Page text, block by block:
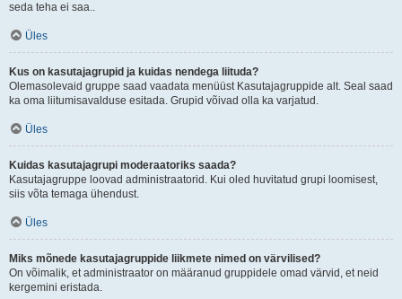
seda teha ei saa..
Üles
Kus on kasutajagrupid ja kuidas nendega liituda?
Olemasolevaid gruppe saad vaadata menüüst Kasutajagruppide alt. Seal saad
ka oma liitumisavalduse esitada. Grupid võivad olla ka varjatud.
Üles
Kuidas kasutajagrupi moderaatoriks saada?
Kasutajagruppe loovad administraatorid. Kui oled huvitatud grupi loomisest,
siis võta temaga ühendust.
Üles
Miks mõnede kasutajagruppide liikmete nimed on värvilised?
On võimalik, et administraator on määranud gruppidele omad värvid, et neid
kergemini eristada.